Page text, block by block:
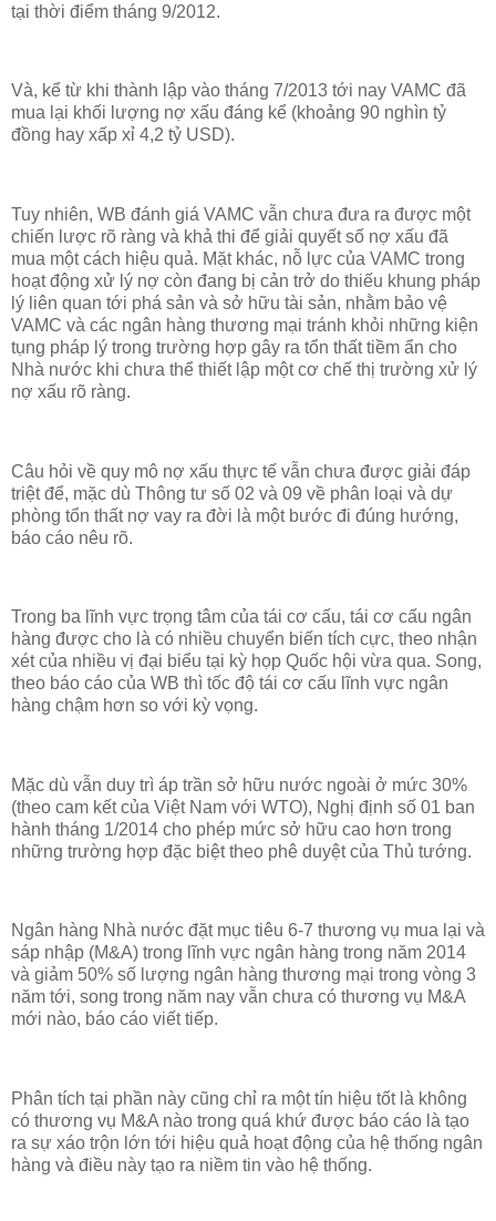
tại thời điểm tháng 9/2012.
Và, kể từ khi thành lập vào tháng 7/2013 tới nay VAMC đã
mua lại khối lượng nợ xấu đáng kể (khoảng 90 nghìn tỷ
đồng hay xấp xỉ 4,2 tỷ USD).
Tuy nhiên, WB đánh giá VAMC vẫn chưa đưa ra được một
chiến lược rõ ràng và khả thi để giải quyết số nợ xấu đã
mua một cách hiệu quả. Mặt khác, nỗ lực của VAMC trong
hoạt động xử lý nợ còn đang bị cản trở do thiếu khung pháp
lý liên quan tới phá sản và sở hữu tài sản, nhằm bảo vệ
VAMC và các ngân hàng thương mại tránh khỏi những kiện
tụng pháp lý trong trường hợp gây ra tổn thất tiềm ẩn cho
Nhà nước khi chưa thể thiết lập một cơ chế thị trường xử lý
nợ xấu rõ ràng.
Câu hỏi về quy mô nợ xấu thực tế vẫn chưa được giải đáp
triệt để, mặc dù Thông tư số 02 và 09 về phân loại và dự
phòng tổn thất nợ vay ra đời là một bước đi đúng hướng,
báo cáo nêu rõ.
Trong ba lĩnh vực trọng tâm của tái cơ cấu, tái cơ cấu ngân
hàng được cho là có nhiều chuyển biến tích cực, theo nhận
xét của nhiều vị đại biểu tại kỳ họp Quốc hội vừa qua. Song,
theo báo cáo của WB thì tốc độ tái cơ cấu lĩnh vực ngân
hàng chậm hơn so với kỳ vọng.
Mặc dù vẫn duy trì áp trần sở hữu nước ngoài ở mức 30%
(theo cam kết của Việt Nam với WTO), Nghị định số 01 ban
hành tháng 1/2014 cho phép mức sở hữu cao hơn trong
những trường hợp đặc biệt theo phê duyệt của Thủ tướng.
Ngân hàng Nhà nước đặt mục tiêu 6-7 thương vụ mua lại và
sáp nhập (M&A) trong lĩnh vực ngân hàng trong năm 2014
và giảm 50% số lượng ngân hàng thương mại trong vòng 3
năm tới, song trong năm nay vẫn chưa có thương vụ M&A
mới nào, báo cáo viết tiếp.
Phân tích tại phần này cũng chỉ ra một tín hiệu tốt là không
có thương vụ M&A nào trong quá khứ được báo cáo là tạo
ra sự xáo trộn lớn tới hiệu quả hoạt động của hệ thống ngân
hàng và điều này tạo ra niềm tin vào hệ thống.